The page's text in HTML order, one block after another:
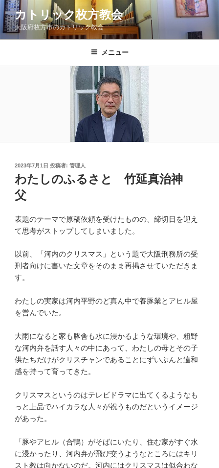
コ
ン
テ
ン
カトリック枚方教会
大阪府枚方市のカトリック教会
メニュー
投
稿
日:
2023年7月1日 投稿者: 管理人
わたしのふるさと 竹延真治神
父
表題のテーマで原稿依頼を受けたものの、締切日を迎え
て思考がストップしてしまいました。
以前、「河内のクリスマス」という題で大阪刑務所の受
刑者向けに書いた文章をそのまま再掲させていただきま
す。
わたしの実家は河内平野のど真ん中で養豚業とアヒル屋
を営んでいた。
大雨になると家も豚舎も水に浸かるような環境や、粗野
な河内弁を話す人々の中にあって、わたしの母とその子
供たちだけがクリスチャンであることにずいぶんと違和
感を持って育ってきた。
クリスマスというのはテレビドラマに出てくるようなも
っと上品でハイカラな人々が祝うものだというイメージ
があった。
「豚やアヒル（合鴨）がそばにいたり、住む家がすぐ水
に浸かったり、河内弁が飛び交うようなところにはキリ
スト教は向かないのだ。河内にはクリスマスは似合わな